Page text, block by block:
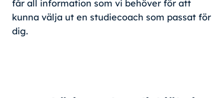
får all information som vi behöver för att
kunna välja ut en studiecoach som passat för
dig.